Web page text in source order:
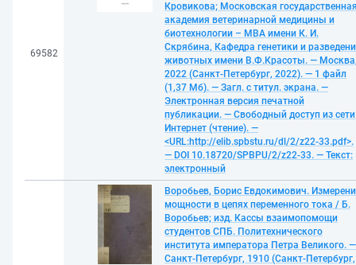
69582
Кровикова; Московская
академия ветеринарной медицины и
биотехнологии – МВА имени К. И.
Скрябина, Кафедра генетики и
животных имени В.Ф.Красоты. —
2022 (Санкт-Петербург, 2022). — 1 файл
(1,37 Мб). — Загл. с титул. экрана. —
Электронная версия печатной
публикации. — Свободный доступ из сети
Интернет (чтение). —
<URL:http://elib.spbstu.ru/dl/2/z22-33.pdf>.
— DOI 10.18720/SPBPU/2/z22-33. — Текст:
электронный
Воробьев, Борис Евдокимович.
мощности в цепях переменного тока / Б.
Воробьев; изд. Кассы взаимопомощи
студентов СПБ. Политехнического
института императора Петра Великого. —
Санкт-Петербург, 1910 (Санкт-Петербург,